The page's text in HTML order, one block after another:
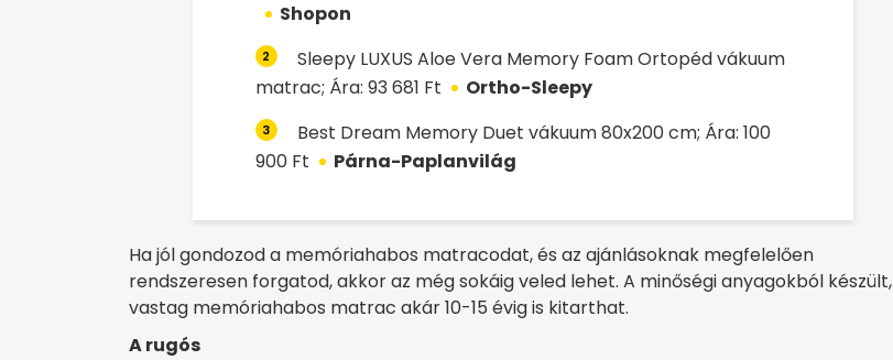
Shopon
2
Sleepy LUXUS Aloe Vera Memory Foam Ortopéd vákuum
matrac; Ára: 93 681 Ft
Ortho-Sleepy
3
Best Dream Memory Duet vákuum 80x200 cm; Ára: 100
900 Ft
Párna-Paplanvilág
Ha jól gondozod a memóriahabos matracodat, és az ajánlásoknak megfelelően
rendszeresen forgatod, akkor az még sokáig veled lehet. A minőségi anyagokból készült,
vastag memóriahabos matrac akár 10-15 évig is kitarthat.
A rugós